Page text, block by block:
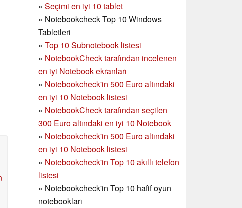
» Seçimi en iyi 10 tablet
» Notebookcheck Top 10 Windows
Tabletleri
» Top 10 Subnotebook listesi
» NotebookCheck tarafından incelenen
en iyi Notebook ekranları
» Notebookcheck'in 500 Euro altındaki
en iyi 10 Notebook listesi
» NotebookCheck tarafından seçilen
300 Euro altındaki en iyi 10 Notebook
» Notebookcheck'in 500 Euro altındaki
en iyi 10 Notebook listesi
» Notebookcheck'in Top 10 akıllı telefon
listesi
» Notebookcheck'in Top 10 hafif oyun
notebookları